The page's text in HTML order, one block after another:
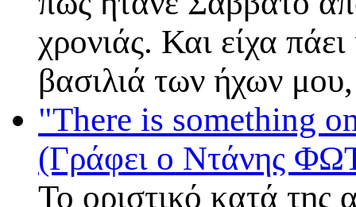
χρονιάς. Και είχα
βασιλιά των ήχων
"There is something
(Γράφει ο Ντάνης
To οριστικό κατά της